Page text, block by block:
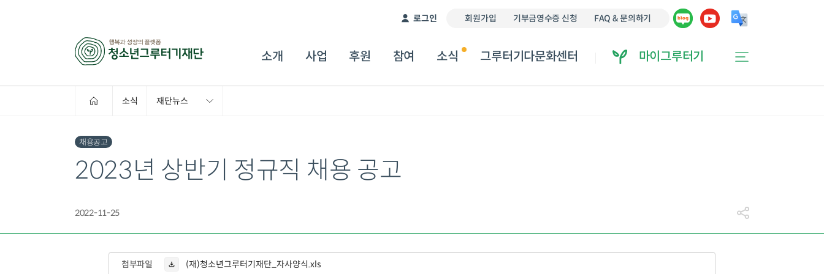
로그인 회원가입 기부금영수증 신청 FAQ & 문의하기
소개 사업 후원 참여 소식 그루터기다문화센터 마이그루터기
소식 재단뉴스
채용공고
2023년 상반기 정규직 채용 공고
2022-11-25
첨부파일 (재)청소년그루터기재단_자사양식.xls